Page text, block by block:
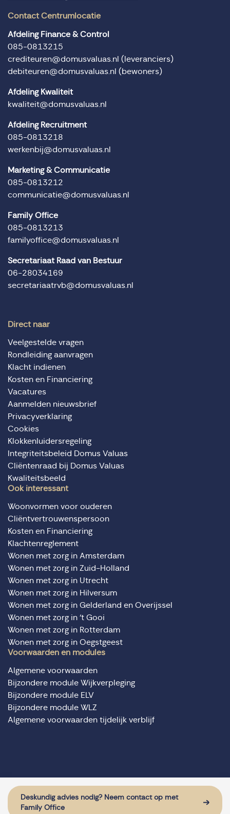
Deskundig advies nodig? Neem contact op met
Family Office
Contact Centrumlocatie
Afdeling Finance & Control
085-0813215
crediteuren@domusvaluas.nl (leveranciers)
debiteuren@domusvaluas.nl (bewoners)
Afdeling Kwaliteit
kwaliteit@domusvaluas.nl
Afdeling Recruitment
085-0813218
werkenbij@domusvaluas.nl
Marketing & Communicatie
085-0813212
communicatie@domusvaluas.nl
Family Office
085-0813213
familyoffice@domusvaluas.nl
Secretariaat Raad van Bestuur
06-28034169
secretariaatrvb@domusvaluas.nl
Direct naar
Veelgestelde vragen
Rondleiding aanvragen
Klacht indienen
Kosten en Financiering
Vacatures
Aanmelden nieuwsbrief
Privacyverklaring
Cookies
Klokkenluidersregeling
Integriteitsbeleid Domus Valuas
Cliëntenraad bij Domus Valuas
Kwaliteitsbeeld
Ook interessant
Woonvormen voor ouderen
Cliëntvertrouwenspersoon
Kosten en Financiering
Klachtenreglement
Wonen met zorg in Amsterdam
Wonen met zorg in Zuid-Holland
Wonen met zorg in Utrecht
Wonen met zorg in Hilversum
Wonen met zorg in Gelderland en Overijssel
Wonen met zorg in ‘t Gooi
Wonen met zorg in Rotterdam
Wonen met zorg in Oegstgeest
Voorwaarden en modules
Algemene voorwaarden
Bijzondere module Wijkverpleging
Bijzondere module ELV
Bijzondere module WLZ
Algemene voorwaarden tijdelijk verblijf
Website door: Sturdy Digital